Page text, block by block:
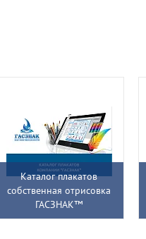
Каталог плакатов
собственная отрисовка
ГАСЗНАК™